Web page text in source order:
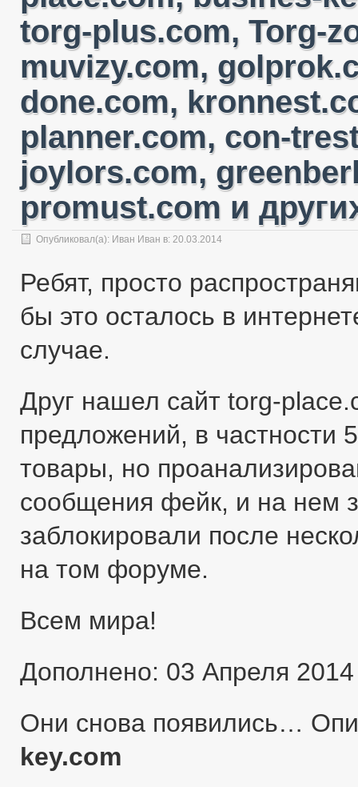
torg-plus.com, Torg-
muvizy.com,
done.com,
planner.com, con-
joylors.com,
promust.com и
Опубликовал(а): Иван Иван в: 20.03.2014
Ребят, просто
бы это осталось в
случае.
Друг нашел сайт torg-
предложений, в частности
товары, но
сообщения фейк, и на нем
заблокировали после
на том форуме.
Всем мира!
Дополнено: 03 Апреля 2014
Они снова появились…
key.com